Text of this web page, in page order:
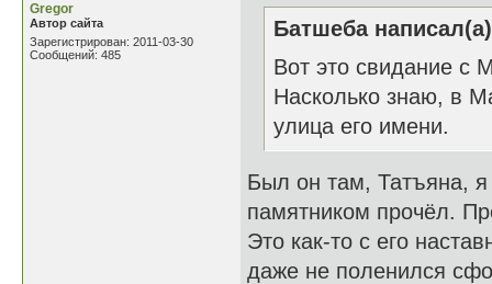
Gregor
Автор сайта
Зарегистрирован: 2011-03-30
Сообщений: 485
Батшеба
Вот это свидание с
Насколько знаю, в
улица его имени.
Был он там, Татъяна,
памятником прочёл.
Это как-то с его
даже не поленился